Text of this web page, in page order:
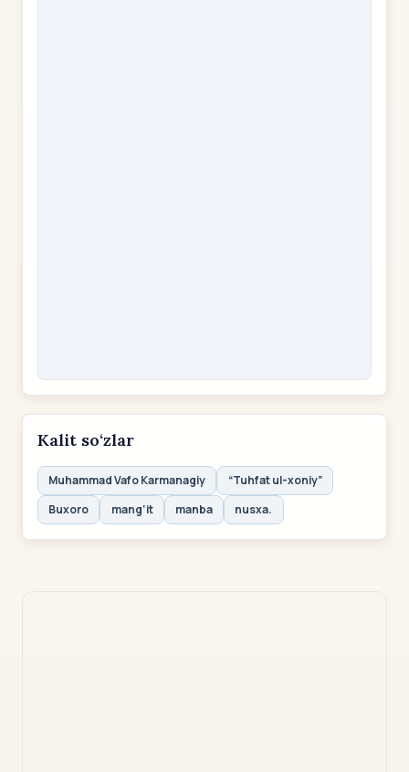
Kalit so‘zlar
Muhammad Vafo Karmanagiy
“Tuhfat ul-xoniy”
Buxoro
mang‘it manba nusxa.